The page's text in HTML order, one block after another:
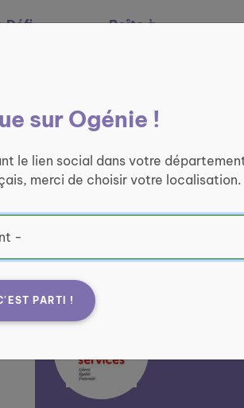
Défi
Boîte à
sur Ogénie !
le lien social dans votre
merci de choisir votre localisation.
PARTI !